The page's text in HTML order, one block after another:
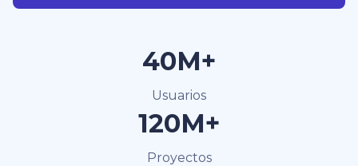
40M+
Usuarios
120M+
Proyectos